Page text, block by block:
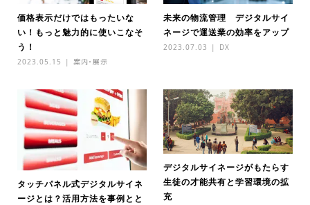
価格表示だけではもったいな
い！もっと魅力的に使いこなそ
う！
2023.05.15 案内・展示
未来の物流管理 デジタルサイ
ネージで運送業の効率をアップ
2023.07.03 DX
タッチパネル式デジタルサイネ
ージとは？活用方法を事例とと
デジタルサイネージがもたらす
生徒の才能共有と学習環境の拡
充